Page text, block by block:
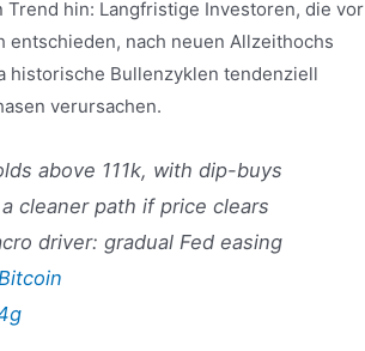
hin: Langfristige Investoren, die vor
nach neuen Allzeithochs
historische Bullenzyklen tendenziell
verursachen.
above 111k, with dip-buys
cleaner path if price clears
driver: gradual Fed easing